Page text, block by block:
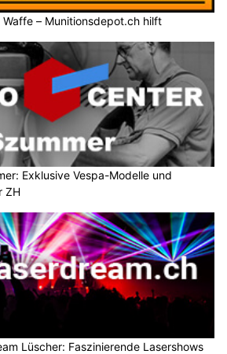
– Munitionsdepot.ch hilft
Exklusive Vespa-Modelle und
ZH
Lüscher: Faszinierende Lasershows